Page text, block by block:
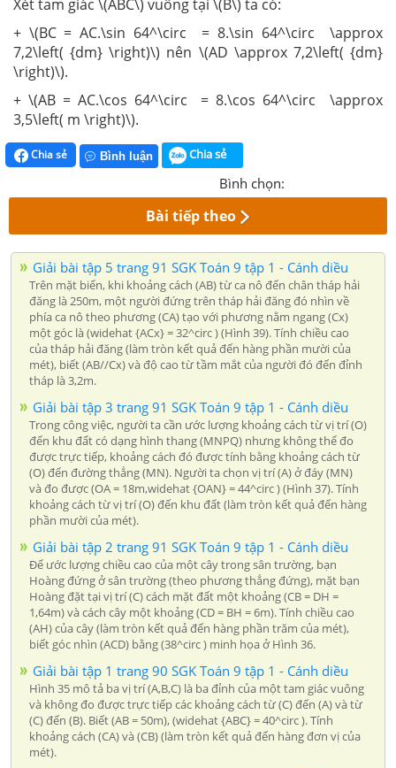
Xét tam giác \(ABC\) vuông tại \(B\) ta có:
+ \(BC = AC.\sin 64^\circ = 8.\sin 64^\circ \approx
7,2\left( {dm} \right)\) nên \(AD \approx 7,2\left( {dm}
\right)\).
+ \(AB = AC.\cos 64^\circ = 8.\cos 64^\circ \approx
3,5\left( m \right)\).
Chia sẻ Bình luận Chia sẻ
Bình chọn:
Bài tiếp theo
Giải bài tập 5 trang 91 SGK Toán 9 tập 1 - Cánh diều
Trên mặt biển, khi khoảng cách (AB) từ ca nô đến chân tháp hải
đăng là 250m, một người đứng trên tháp hải đăng đó nhìn về
phía ca nô theo phương (CA) tạo với phương nằm ngang (Cx)
một góc là (widehat {ACx} = 32^circ ) (Hình 39). Tính chiều cao
của tháp hải đăng (làm tròn kết quả đến hàng phần mười của
mét), biết (AB//Cx) và độ cao từ tầm mắt của người đó đến đỉnh
tháp là 3,2m.
Giải bài tập 3 trang 91 SGK Toán 9 tập 1 - Cánh diều
Trong công việc, người ta cần ước lượng khoảng cách từ vị trí (O)
đến khu đất có dạng hình thang (MNPQ) nhưng không thể đo
được trực tiếp, khoảng cách đó được tính bằng khoảng cách từ
(O) đến đường thẳng (MN). Người ta chọn vị trí (A) ở đáy (MN)
và đo được (OA = 18m,widehat {OAN} = 44^circ ) (Hình 37). Tính
khoảng cách từ vị trí (O) đến khu đất (làm tròn kết quả đến hàng
phần mười của mét).
Giải bài tập 2 trang 91 SGK Toán 9 tập 1 - Cánh diều
Để ước lượng chiều cao của một cây trong sân trường, bạn
Hoàng đứng ở sân trường (theo phương thẳng đứng), mặt bạn
Hoàng đặt tại vị trí (C) cách mặt đất một khoảng (CB = DH =
1,64m) và cách cây một khoảng (CD = BH = 6m). Tính chiều cao
(AH) của cây (làm tròn kết quả đến hàng phần trăm của mét),
biết góc nhìn (ACD) bằng (38^circ ) minh họa ở Hình 36.
Giải bài tập 1 trang 90 SGK Toán 9 tập 1 - Cánh diều
Hình 35 mô tả ba vị trí (A,B,C) là ba đỉnh của một tam giác vuông
và không đo được trực tiếp các khoảng cách từ (C) đến (A) và từ
(C) đến (B). Biết (AB = 50m), (widehat {ABC} = 40^circ ). Tính
khoảng cách (CA) và (CB) (làm tròn kết quả đến hàng đơn vị của
mét).